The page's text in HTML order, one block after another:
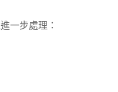
一步處理：